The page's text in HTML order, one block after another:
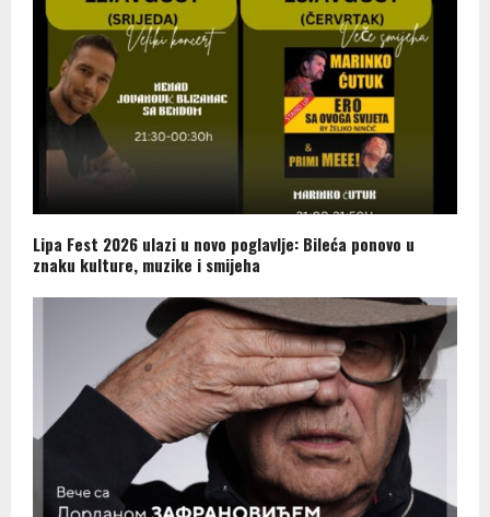
Lipa Fest 2026 ulazi u novo poglavlje: Bileća ponovo u
znaku kulture, muzike i smijeha